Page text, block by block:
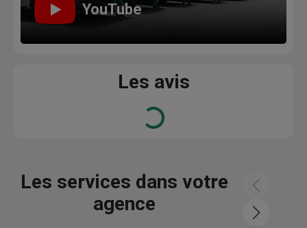
YouTube
Les avis
Loading...
Les services dans votre
agence